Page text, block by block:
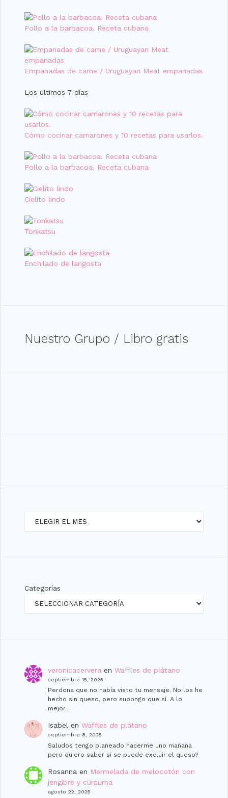
Pollo a la barbacoa. Receta cubana
Empanadas de carne / Uruguayan Meat empanadas
Los últimos 7 días
Cómo cocinar camarones y 10 recetas para usarlos.
Pollo a la barbacoa. Receta cubana
Cielito lindo
Tonkatsu
Enchilado de langosta
Nuestro Grupo / Libro gratis
Categorías
veronicacervera en Waffles de plátano
septiembre 15, 2025
Perdona que no había visto tu mensaje. No los he
hecho sin queso, pero supongo que sí. A lo
mejor…
Isabelen Waffles de plátano
septiembre 8, 2025
Saludos tengo planeado hacerme uno man̈ana
pero quiero saber si se puede excluir el queso?
Rosanna en Mermelada de melocotón con
jengibre y cúrcuma
agosto 22, 2025